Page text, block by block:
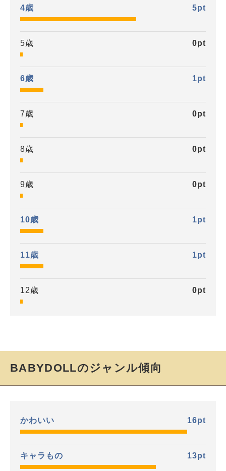
4歳 5pt
5歳 0pt
6歳 1pt
7歳 0pt
8歳 0pt
9歳 0pt
10歳 1pt
11歳 1pt
12歳 0pt
BABYDOLLのジャンル傾向
かわいい 16pt
キャラもの 13pt